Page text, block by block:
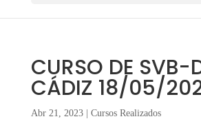
CURSO DE SVB-
CÁDIZ 18/05/
Abr 21, 2023| Cursos Realizados